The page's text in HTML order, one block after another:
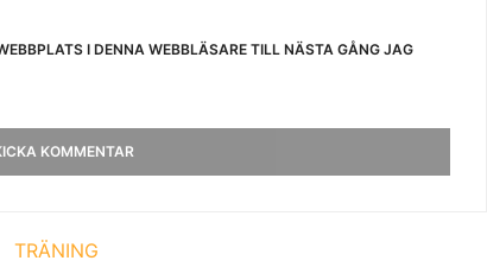
I DENNA WEBBLÄSARE TILL NÄSTA GÅNG JAG
TRÄNING